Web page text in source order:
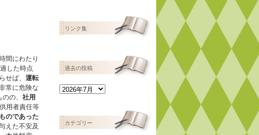
間にわたり
した時点
ば、 運転
常に危険な
の、 社用
用者責任等
のであった
えた不安及
リンク集
過去の投稿
過
投
稿カテゴリー